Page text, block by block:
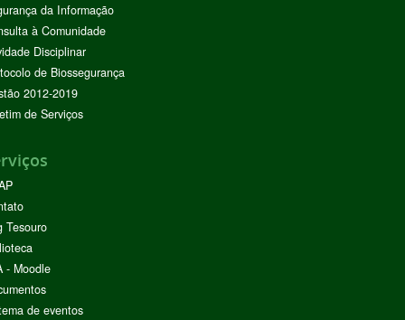
da Informação
à Comunidade
Disciplinar
de Biossegurança
2012-2019
de Serviços
Tesouro
- Moodle
de eventos